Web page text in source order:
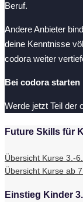
Beruf.
Andere Anbieter
deine Kenntnisse
codora weiter
Bei codora
Werde jetzt Teil der
Future Skills für
Übersicht Kurse 3.-
Übersicht Kurse ab
Einstieg Kinder